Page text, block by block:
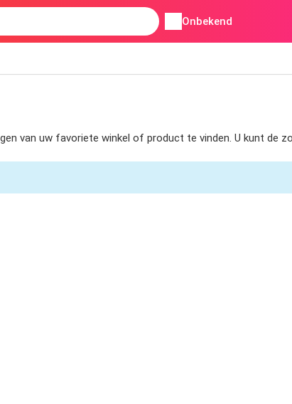
Onbekend
van uw favoriete winkel of product te vinden. U kunt de